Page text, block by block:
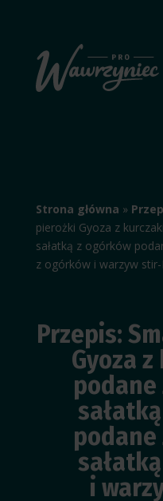
Strona główna »
pierożki Gyoza z
sałatką z ogórków
z ogórków i warzyw stir-
Przepis:
Gyoza
podane
podane
i